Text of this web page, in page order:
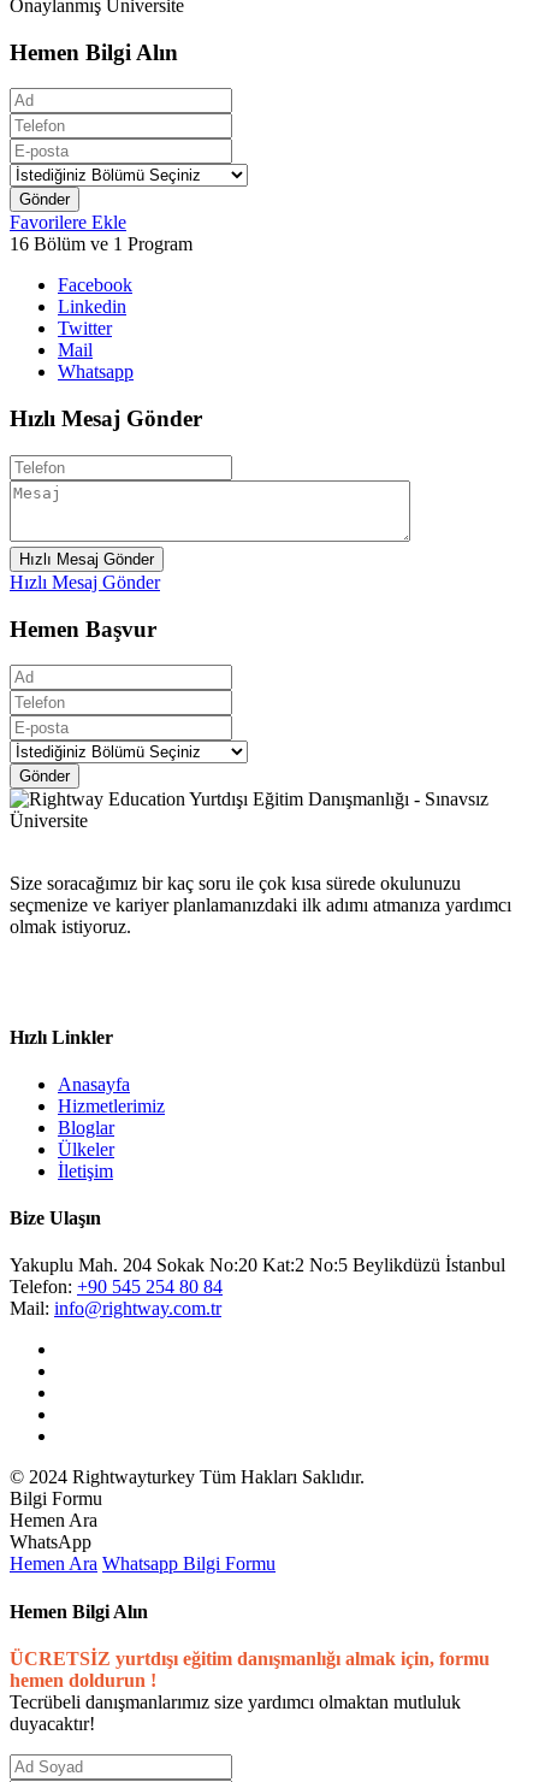
Onaylanmış Üniversite
Hemen Bilgi Alın
Gönder
Favorilere Ekle
16 Bölüm ve 1 Program
Facebook
Linkedin
Twitter
Mail
Whatsapp
Hızlı Mesaj Gönder
Hızlı Mesaj Gönder
Hızlı Mesaj Gönder
Hemen Başvur
Gönder
Size soracağımız bir kaç soru ile çok kısa sürede okulunuzu
seçmenize ve kariyer planlamanızdaki ilk adımı atmanıza yardımcı
olmak istiyoruz.
Hızlı Linkler
Anasayfa
Hizmetlerimiz
Bloglar
Ülkeler
İletişim
Bize Ulaşın
Yakuplu Mah. 204 Sokak No:20 Kat:2 No:5 Beylikdüzü İstanbul
Telefon: +90 545 254 80 84
Mail: info@rightway.com.tr
© 2024 Rightwayturkey Tüm Hakları Saklıdır.
Bilgi Formu
Hemen Ara
WhatsApp
Hemen Ara Whatsapp Bilgi Formu
Hemen Bilgi Alın
ÜCRETSİZ yurtdışı eğitim danışmanlığı almak için, formu
hemen doldurun !
Tecrübeli danışmanlarımız size yardımcı olmaktan mutluluk
duyacaktır!